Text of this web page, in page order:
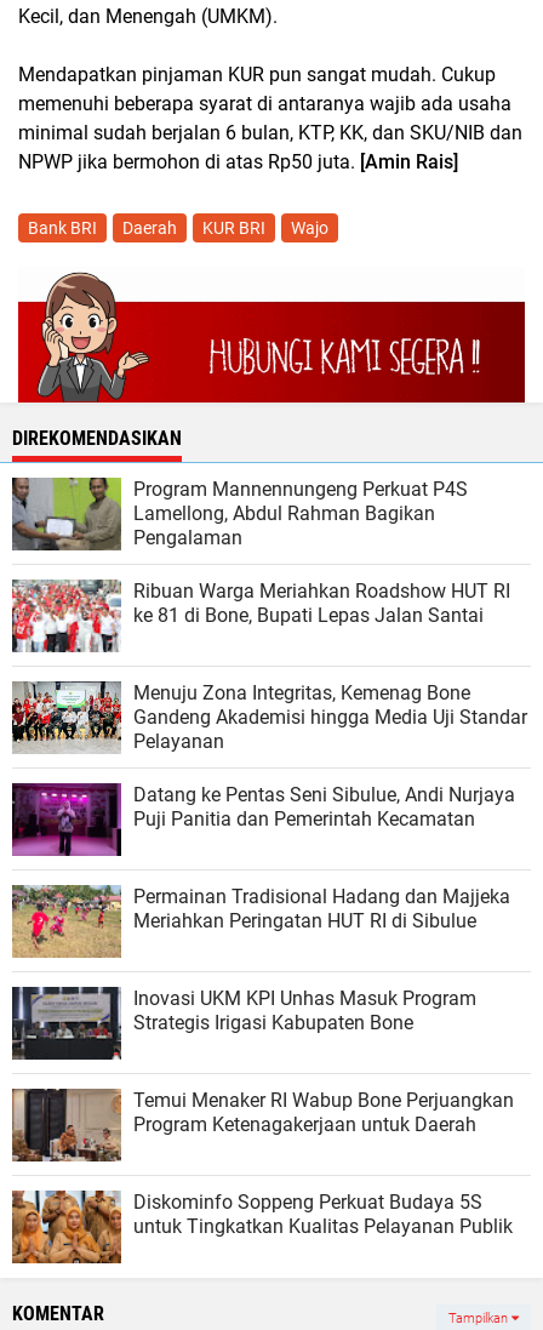
Kecil, dan Menengah (UMKM).
Mendapatkan pinjaman KUR pun sangat mudah. Cukup
memenuhi beberapa syarat di antaranya wajib ada usaha
minimal sudah berjalan 6 bulan, KTP, KK, dan SKU/NIB dan
NPWP jika bermohon di atas Rp50 juta. [Amin Rais]
Bank BRI Daerah KUR BRI Wajo
DIREKOMENDASIKAN
Program Mannennungeng Perkuat P4S
Lamellong, Abdul Rahman Bagikan
Pengalaman
Ribuan Warga Meriahkan Roadshow HUT RI
ke 81 di Bone, Bupati Lepas Jalan Santai
Menuju Zona Integritas, Kemenag Bone
Gandeng Akademisi hingga Media Uji Standar
Pelayanan
Datang ke Pentas Seni Sibulue, Andi Nurjaya
Puji Panitia dan Pemerintah Kecamatan
Permainan Tradisional Hadang dan Majjeka
Meriahkan Peringatan HUT RI di Sibulue
Inovasi UKM KPI Unhas Masuk Program
Strategis Irigasi Kabupaten Bone
Temui Menaker RI Wabup Bone Perjuangkan
Program Ketenagakerjaan untuk Daerah
Diskominfo Soppeng Perkuat Budaya 5S
untuk Tingkatkan Kualitas Pelayanan Publik
KOMENTAR Tampilkan